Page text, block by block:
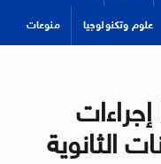
علوم وتكنولوجيا منوعات
الثانوية